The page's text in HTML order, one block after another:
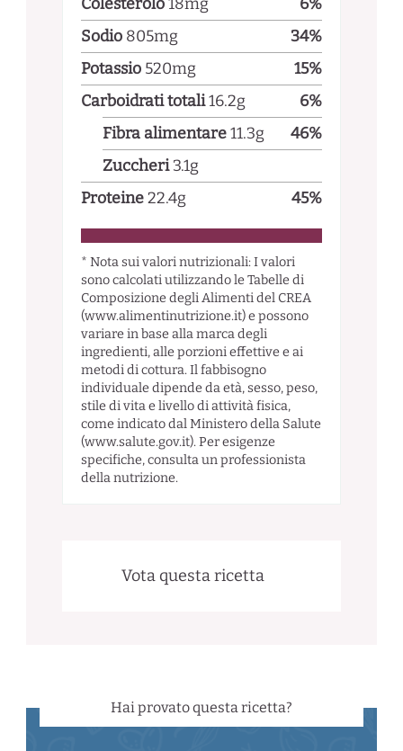
Colesterolo18mg 6%
Sodio 805mg 34%
Potassio 520mg 15%
Carboidrati totali16.2g 6%
Fibra alimentare11.3g 46%
Zuccheri 3.1g
Proteine22.4g 45%
* Nota sui valori nutrizionali: I valori
sono calcolati utilizzando le Tabelle di
Composizione degli Alimenti del CREA
(www.alimentinutrizione.it) e possono
variare in base alla marca degli
ingredienti, alle porzioni effettive e ai
metodi di cottura. Il fabbisogno
individuale dipende da età, sesso, peso,
stile di vita e livello di attività fisica,
come indicato dal Ministero della Salute
(www.salute.gov.it). Per esigenze
specifiche, consulta un professionista
della nutrizione.
Vota questa ricetta
Hai provato questa ricetta?